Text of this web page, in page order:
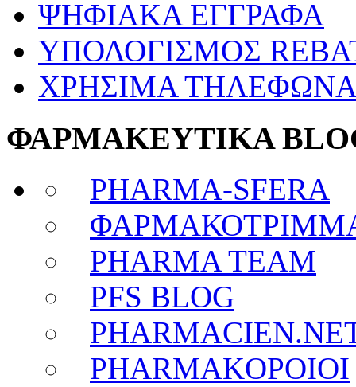
ΨΗΦΙΑΚΑ ΕΓΓΡΑΦΑ
ΥΠΟΛΟΓΙΣΜΟΣ
ΧΡΗΣΙΜΑ
ΦΑΡΜΑΚΕΥΤΙΚΑ
PHARMA-SFERA
PHARMA TEAM
PFS BLOG
PHARMAKOPOIOI